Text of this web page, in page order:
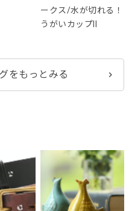
ークス/水が切れる！
うがいカップII
をもっとみる